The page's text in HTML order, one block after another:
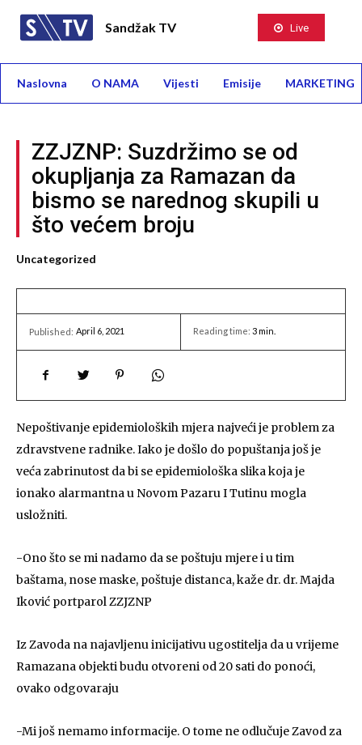
Sandžak TV Live
Naslovna O NAMA Vijesti Emisije MARKETING
ZZJZNP: Suzdržimo se od
okupljanja za Ramazan da
bismo se narednog skupili u
što većem broju
Uncategorized
Published: April 6, 2021 Reading time: 3min.
Nepoštivanje epidemioloških mjera najveći je problem za
zdravstvene radnike. Iako je došlo do popuštanja još je
veća zabrinutost da bi se epidemiološka slika koja je
ionako alarmantna u Novom Pazaru I Tutinu mogla
usložniti.
-Ono što se mi nadamo da se poštuju mjere i u tim
baštama, nose maske, poštuje distanca, kaže dr. dr. Majda
Iković portparol ZZJZNP
Iz Zavoda na najavljenu inicijativu ugostitelja da u vrijeme
Ramazana objekti budu otvoreni od 20 sati do ponoći,
ovako odgovaraju
-Mi još nemamo informacije. O tome ne odlučuje Zavod za